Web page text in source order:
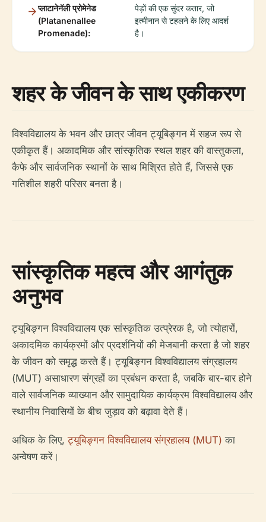
प्लाटानेनॅली प्रोमेनेड
(Platanenallee
Promenade):
पेड़ों की एक सुंदर कतार, जो
इत्मीनान से टहलने के लिए आदर्श
है।
शहर के जीवन के साथ एकीकरण
विश्वविद्यालय के भवन और छात्र जीवन ट्यूबिङ्गन में सहज रूप से
एकीकृत हैं। अकादमिक और सांस्कृतिक स्थल शहर की वास्तुकला,
कैफे और सार्वजनिक स्थानों के साथ मिश्रित होते हैं, जिससे एक
गतिशील शहरी परिसर बनता है।
सांस्कृतिक महत्व और आगंतुक
अनुभव
ट्यूबिङ्गन विश्वविद्यालय एक सांस्कृतिक उत्प्रेरक है, जो त्योहारों,
अकादमिक कार्यक्रमों और प्रदर्शनियों की मेजबानी करता है जो शहर
के जीवन को समृद्ध करते हैं। ट्यूबिङ्गन विश्वविद्यालय संग्रहालय
(MUT) असाधारण संग्रहों का प्रबंधन करता है, जबकि बार-बार होने
वाले सार्वजनिक व्याख्यान और सामुदायिक कार्यक्रम विश्वविद्यालय और
स्थानीय निवासियों के बीच जुड़ाव को बढ़ावा देते हैं।
अधिक के लिए,ट्यूबिङ्गन विश्वविद्यालय संग्रहालय (MUT) का
अन्वेषण करें।